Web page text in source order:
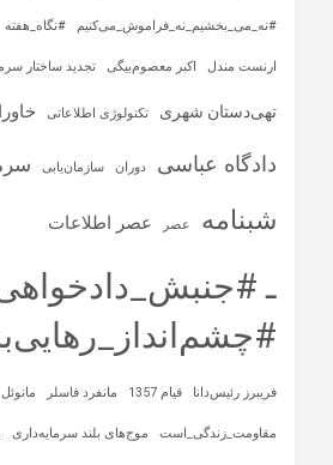
#نه_می_بخشیم_نه_فراموش_می‌کنیم #نگاه_هفته
ارنست مندل اکبر معصوم‌بیگی تجدید ساختار
تهی‌دستان شهری تکنولوژی اطلاعاتی
دادگاه عباسی دوران سازمان‌یابی
شبنامه عصر عصر اطلاعات
ـ
فریبرز رئیس‌دانا قیام 1357 مانفرد فاسلر
مقاومت_زندگی_است موج‌های بلند سرمایه‌داری